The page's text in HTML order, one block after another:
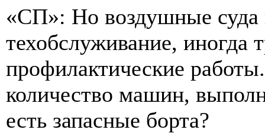
«СП»: Но воздушные суда
техобслуживание, иногда
профилактические
количество машин,
есть запасные борта?